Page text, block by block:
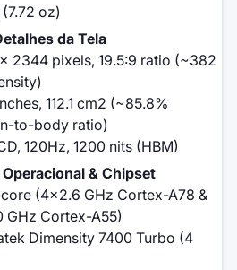
oz)
da Tela
2344 pixels, 19.5:9 ratio (~382
112.1 cm2 (~85.8%
to-body ratio)
120Hz, 1200 nits (HBM)
& Chipset
(4x2.6 GHz Cortex-A78 &
GHz Cortex-A55)
Dimensity 7400 Turbo (4